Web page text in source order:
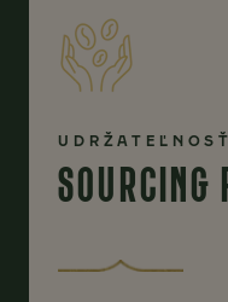
UDRŽATEĽNOSŤ
SOURCING